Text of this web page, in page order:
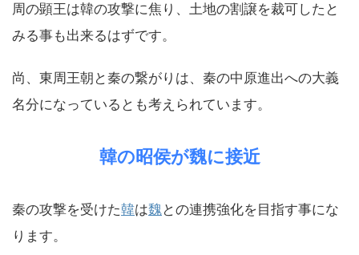
周の顕王は韓の攻撃に焦り、土地の割譲を裁可したと
みる事も出来るはずです。
尚、東周王朝と秦の繋がりは、秦の中原進出への大義
名分になっているとも考えられています。
韓の昭侯が魏に接近
秦の攻撃を受けた韓は魏との連携強化を目指す事にな
ります。